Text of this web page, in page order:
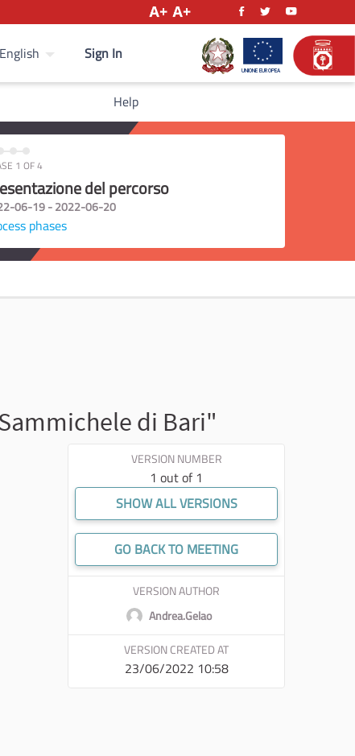
English Sign In
Help
1 OF 4
del percorso
06-19 - 2022-06-20
phases
di Bari"
VERSION NUMBER
1 out of 1
SHOW ALL VERSIONS
GO BACK TO MEETING
VERSION AUTHOR
Andrea.Gelao
VERSION CREATED AT
23/06/2022 10:58